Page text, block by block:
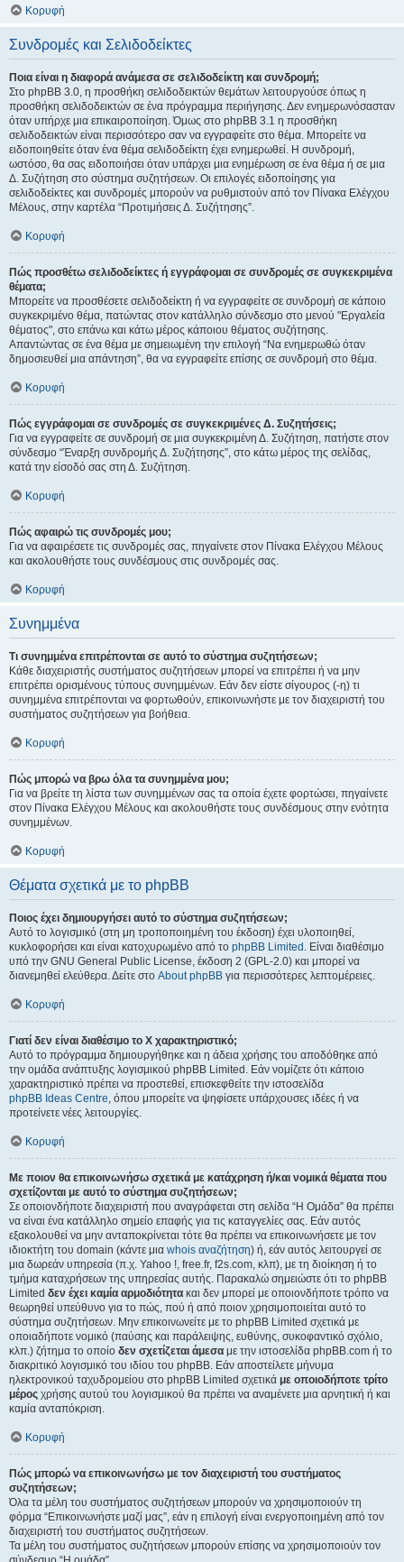
Κορυφή
Συνδρομές και Σελιδοδείκτες
Ποια είναι η διαφορά ανάμεσα σε σελιδοδείκτη και συνδρομή;
Στο phpBB 3.0, η προσθήκη σελιδοδεικτών θεμάτων λειτουργούσε όπως η
προσθήκη σελιδοδεικτών σε ένα πρόγραμμα περιήγησης. Δεν ενημερωνόσασταν
όταν υπήρχε μια επικαιροποίηση. Όμως στο phpBB 3.1 η προσθήκη
σελιδοδεικτών είναι περισσότερο σαν να εγγραφείτε στο θέμα. Μπορείτε να
ειδοποιηθείτε όταν ένα θέμα σελιδοδείκτη έχει ενημερωθεί. Η συνδρομή,
ωστόσο, θα σας ειδοποιήσει όταν υπάρχει μια ενημέρωση σε ένα θέμα ή σε μια
Δ. Συζήτηση στο σύστημα συζητήσεων. Οι επιλογές ειδοποίησης για
σελιδοδείκτες και συνδρομές μπορούν να ρυθμιστούν από τον Πίνακα Ελέγχου
Μέλους, στην καρτέλα “Προτιμήσεις Δ. Συζήτησης”.
Κορυφή
Πώς προσθέτω σελιδοδείκτες ή εγγράφομαι σε συνδρομές σε συγκεκριμένα
θέματα;
Μπορείτε να προσθέσετε σελιδοδείκτη ή να εγγραφείτε σε συνδρομή σε κάποιο
συγκεκριμένο θέμα, πατώντας στον κατάλληλο σύνδεσμο στο μενού "Εργαλεία
θέματος", στο επάνω και κάτω μέρος κάποιου θέματος συζήτησης.
Απαντώντας σε ένα θέμα με σημειωμένη την επιλογή “Να ενημερωθώ όταν
δημοσιευθεί μια απάντηση”, θα να εγγραφείτε επίσης σε συνδρομή στο θέμα.
Κορυφή
Πώς εγγράφομαι σε συνδρομές σε συγκεκριμένες Δ. Συζητήσεις;
Για να εγγραφείτε σε συνδρομή σε μια συγκεκριμένη Δ. Συζήτηση, πατήστε στον
σύνδεσμο “Έναρξη συνδρομής Δ. Συζήτησης”, στο κάτω μέρος της σελίδας,
κατά την είσοδό σας στη Δ. Συζήτηση.
Κορυφή
Πώς αφαιρώ τις συνδρομές μου;
Για να αφαιρέσετε τις συνδρομές σας, πηγαίνετε στον Πίνακα Ελέγχου Μέλους
και ακολουθήστε τους συνδέσμους στις συνδρομές σας.
Κορυφή
Συνημμένα
Τι συνημμένα επιτρέπονται σε αυτό το σύστημα συζητήσεων;
Κάθε διαχειριστής συστήματος συζητήσεων μπορεί να επιτρέπει ή να μην
επιτρέπει ορισμένους τύπους συνημμένων. Εάν δεν είστε σίγουρος (-η) τι
συνημμένα επιτρέπονται να φορτωθούν, επικοινωνήστε με τον διαχειριστή του
συστήματος συζητήσεων για βοήθεια.
Κορυφή
Πώς μπορώ να βρω όλα τα συνημμένα μου;
Για να βρείτε τη λίστα των συνημμένων σας τα οποία έχετε φορτώσει, πηγαίνετε
στον Πίνακα Ελέγχου Μέλους και ακολουθήστε τους συνδέσμους στην ενότητα
συνημμένων.
Κορυφή
Θέματα σχετικά με το phpBB
Ποιος έχει δημιουργήσει αυτό το σύστημα συζητήσεων;
Αυτό το λογισμικό (στη μη τροποποιημένη του έκδοση) έχει υλοποιηθεί,
κυκλοφορήσει και είναι κατοχυρωμένο από το phpBB Limited . Είναι διαθέσιμο
υπό την GNU General Public License, έκδοση 2 (GPL-2.0) και μπορεί να
διανεμηθεί ελεύθερα. Δείτε στο About phpBB για περισσότερες λεπτομέρειες.
Κορυφή
Γιατί δεν είναι διαθέσιμο το Χ χαρακτηριστικό;
Αυτό το πρόγραμμα δημιουργήθηκε και η άδεια χρήσης του αποδόθηκε από
την ομάδα ανάπτυξης λογισμικού phpBB Limited. Εάν νομίζετε ότι κάποιο
χαρακτηριστικό πρέπει να προστεθεί, επισκεφθείτε την ιστοσελίδα
phpBB Ideas Centre, όπου μπορείτε να ψηφίσετε υπάρχουσες ιδέες ή να
προτείνετε νέες λειτουργίες.
Κορυφή
Με ποιον θα επικοινωνήσω σχετικά με κατάχρηση ή/και νομικά θέματα που
σχετίζονται με αυτό το σύστημα συζητήσεων;
Σε οποιονδήποτε διαχειριστή που αναγράφεται στη σελίδα “Η Ομάδα” θα πρέπει
να είναι ένα κατάλληλο σημείο επαφής για τις καταγγελίες σας. Εάν αυτός
εξακολουθεί να μην ανταποκρίνεται τότε θα πρέπει να επικοινωνήσετε με τον
ιδιοκτήτη του domain (κάντε μια whois αναζήτηση) ή, εάν αυτός λειτουργεί σε
μια δωρεάν υπηρεσία (π.χ. Yahoo !, free.fr, f2s.com, κλπ), με τη διοίκηση ή το
τμήμα καταχρήσεων της υπηρεσίας αυτής. Παρακαλώ σημειώστε ότι το phpBB
Limited δεν έχει καμία αρμοδιότητα και δεν μπορεί με οποιονδήποτε τρόπο να
θεωρηθεί υπεύθυνο για το πώς, πού ή από ποιον χρησιμοποιείται αυτό το
σύστημα συζητήσεων. Μην επικοινωνείτε με το phpBB Limited σχετικά με
οποιαδήποτε νομικό (παύσης και παράλειψης, ευθύνης, συκοφαντικό σχόλιο,
κλπ.) ζήτημα το οποίο δεν σχετίζεται άμεσα με την ιστοσελίδα phpBB.com ή το
διακριτικό λογισμικό του ιδίου του phpBB. Εάν αποστείλετε μήνυμα
ηλεκτρονικού ταχυδρομείου στο phpBB Limited σχετικά με οποιοδήποτε τρίτο
μέρος χρήσης αυτού του λογισμικού θα πρέπει να αναμένετε μια αρνητική ή και
καμία ανταπόκριση.
Κορυφή
Πώς μπορώ να επικοινωνήσω με τον διαχειριστή του συστήματος
συζητήσεων;
Όλα τα μέλη του συστήματος συζητήσεων μπορούν να χρησιμοποιούν τη
φόρμα “Επικοινωνήστε μαζί μας”, εάν η επιλογή είναι ενεργοποιημένη από τον
διαχειριστή του συστήματος συζητήσεων.
Τα μέλη του συστήματος συζητήσεων μπορούν επίσης να χρησιμοποιούν τον